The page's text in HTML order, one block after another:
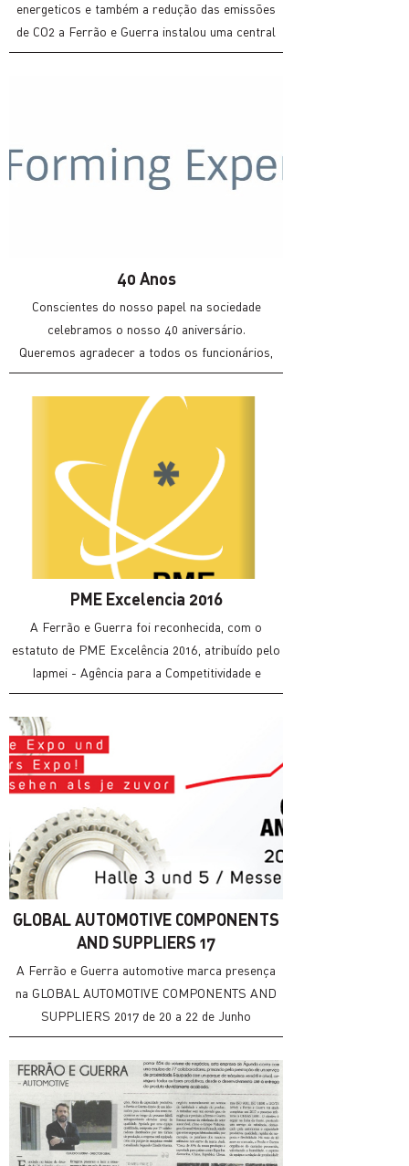
energeticos e também a redução das emissões
de CO2 a Ferrão e Guerra instalou uma central
fotovoltaica capaz de produzir 490 Kw, são
40 Anos
Conscientes do nosso papel na sociedade
celebramos o nosso 40 aniversário.
Queremos agradecer a todos os funcionários,
clientes, fornecedores e amigos.
Sem vocês esta data não seria possível.
PME Excelencia 2016
A Ferrão e Guerra foi reconhecida, com o
estatuto de PME Excelência 2016, atribuído pelo
Iapmei - Agência para a Competitividade e
Inovação e pelo Turismo de Portugal, em
parceria com 11 bancos que operam em
Portugal.Estes reconhecimentos são "selos de
reputação que permitem às empresas
distinguidas relacionarem-se com a sua
envolvente – fornecedores, clientes, sistema
financeiro e autoridades nacionais e regionais –
numa base de confiança facilitadora do
desenvolvimento dos seus negócios
GLOBAL AUTOMOTIVE COMPONENTS
AND SUPPLIERS 17
A Ferrão e Guerra automotive marca presença
na GLOBAL AUTOMOTIVE COMPONENTS AND
SUPPLIERS 2017 de 20 a 22 de Junho